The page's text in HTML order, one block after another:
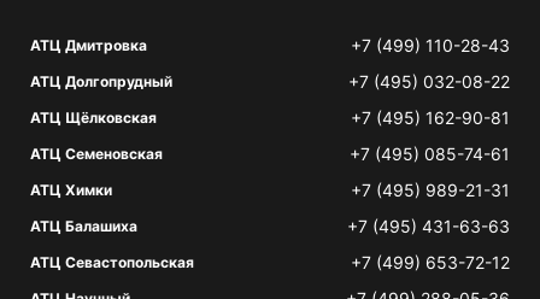
АТЦ Дмитровка +7 (499) 110-28-43
АТЦ Долгопрудный +7 (495) 032-08-22
АТЦ Щёлковская +7 (495) 162-90-81
АТЦ Семеновская +7 (495) 085-74-61
АТЦ Химки +7 (495) 989-21-31
АТЦ Балашиха +7 (495) 431-63-63
АТЦ Севастопольская +7 (499) 653-72-12